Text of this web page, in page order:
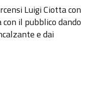
Luigi Ciotta con
il pubblico dando
e dai